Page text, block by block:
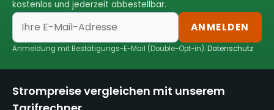
kostenlos und jederzeit abbestellbar.
ANMELDEN
Anmeldung mit Bestätigungs-E-Mail (Double-Opt-in).Datenschutz
Strompreise vergleichen mit unserem